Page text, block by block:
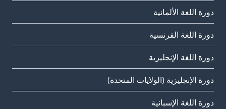
دورة اللغة الألمانية
دورة اللغة الفرنسية
دورة اللغة الإنجليزية
دورة الإنجليزية (الولايات المتحدة)
دورة اللغة الإسبانية